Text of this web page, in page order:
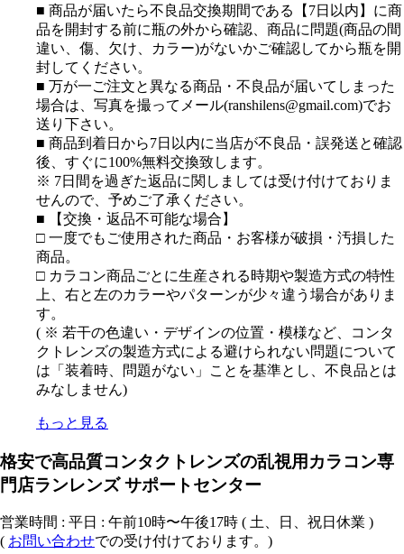
■ 商品が届いたら不良品交換期間である【7日以内】に商
品を開封する前に瓶の外から確認、商品に問題(商品の間
違い、傷、欠け、カラー)がないかご確認してから瓶を開
封してください。
■ 万が一ご注文と異なる商品・不良品が届いてしまった
場合は、写真を撮ってメール(ranshilens@gmail.com)でお
送り下さい。
■ 商品到着日から7日以内に当店が不良品・誤発送と確認
後、すぐに100%無料交換致します。
※ 7日間を過ぎた返品に関しましては受け付けておりま
せんので、予めご了承ください。
■ 【交換・返品不可能な場合】
□ 一度でもご使用された商品・お客様が破損・汚損した
商品。
□ カラコン商品ごとに生産される時期や製造方式の特性
上、右と左のカラーやパターンが少々違う場合がありま
す。
( ※ 若干の色違い・デザインの位置・模様など、コンタ
クトレンズの製造方式による避けられない問題について
は「装着時、問題がない」ことを基準とし、不良品とは
みなしません)
もっと見る
格安で高品質コンタクトレンズの乱視用カラコン専
門店ランレンズ サポートセンター
営業時間 : 平日 : 午前10時〜午後17時 ( 土、日、祝日休業 )
( お問い合わせでの受け付けております。)